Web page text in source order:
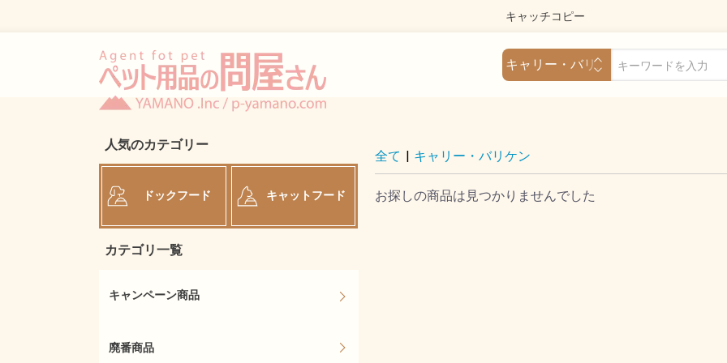
キャッチコピー
全て | キャリー・バリケン
お探しの商品は見つかりませんでした
人気のカテゴリー
ドックフード キャットフード
カテゴリ一覧
キャンペーン商品
廃番商品